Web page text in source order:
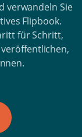
verwandeln Sie
Flipbook.
für Schritt,